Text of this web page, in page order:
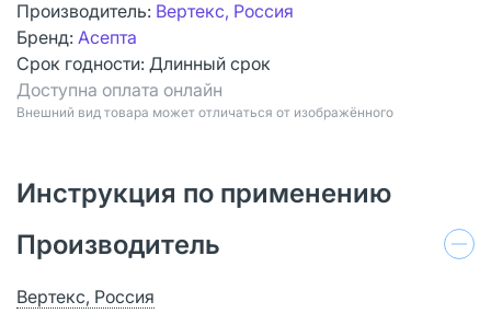
Производитель: Вертекс, Россия
Бренд: Асепта
Срок годности: Длинный срок
Доступна оплата онлайн
Bнешний вид товара может отличаться от изображённого
Инструкция по применению
Производитель
Вертекс, Россия